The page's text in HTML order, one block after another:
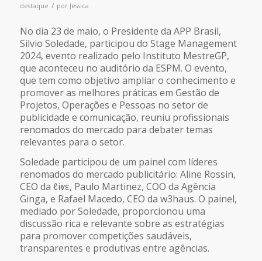
destaque / por Jessica
No dia 23 de maio, o Presidente da APP Brasil,
Silvio Soledade, participou do Stage Management
2024, evento realizado pelo Instituto MestreGP,
que aconteceu no auditório da ESPM. O evento,
que tem como objetivo ampliar o conhecimento e
promover as melhores práticas em Gestão de
Projetos, Operações e Pessoas no setor de
publicidade e comunicação, reuniu profissionais
renomados do mercado para debater temas
relevantes para o setor.
Soledade participou de um painel com líderes
renomados do mercado publicitário: Aline Rossin,
CEO da ℓiⱴε, Paulo Martinez, COO da Agência
Ginga, e Rafael Macedo, CEO da w3haus. O painel,
mediado por Soledade, proporcionou uma
discussão rica e relevante sobre as estratégias
para promover competições saudáveis,
transparentes e produtivas entre agências.